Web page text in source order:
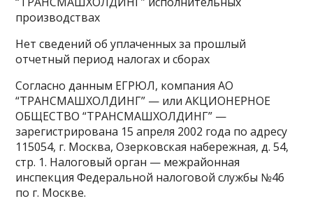
производствах
Нет сведений об уплаченных за прошлый
отчетный период налогах и сборах
Согласно данным ЕГРЮЛ, компания АО
“ТРАНСМАШХОЛДИНГ” — или АКЦИОНЕРНОЕ
ОБЩЕСТВО “ТРАНСМАШХОЛДИНГ” —
зарегистрирована 15 апреля 2002 года по адресу
115054, г. Москва, Озерковская набережная, д. 54,
стр. 1. Налоговый орган — межрайонная
инспекция Федеральной налоговой службы №46
по г. Москве.